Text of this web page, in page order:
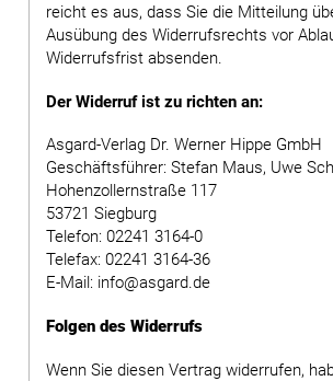
reicht es aus, dass Sie die Mitteilung
Ausübung des Widerrufsrechts vor
Widerrufsfrist absenden.
Der Widerruf ist zu richten an:
Asgard-Verlag Dr. Werner Hippe GmbH
Geschäftsführer: Stefan Maus, Uwe
Hohenzollernstraße 117
53721 Siegburg
Telefon: 02241 3164-0
Telefax: 02241 3164-36
E-Mail: info@asgard.de
Folgen des Widerrufs
Wenn Sie diesen Vertrag widerrufen,